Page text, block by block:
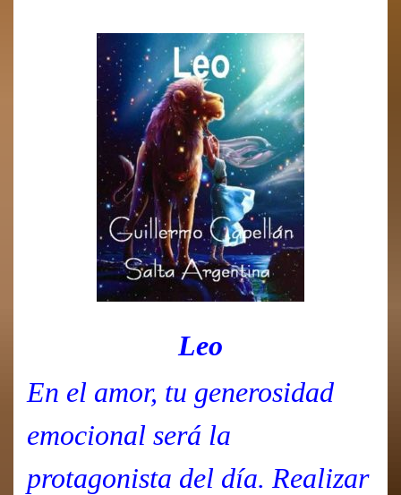
Leo
En el amor, tu generosidad
emocional será la
protagonista del día. Realizar